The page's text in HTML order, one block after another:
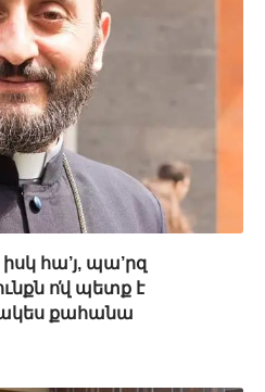
հա’յ, պա’րզ
ո̕վ պետք է
քահանա